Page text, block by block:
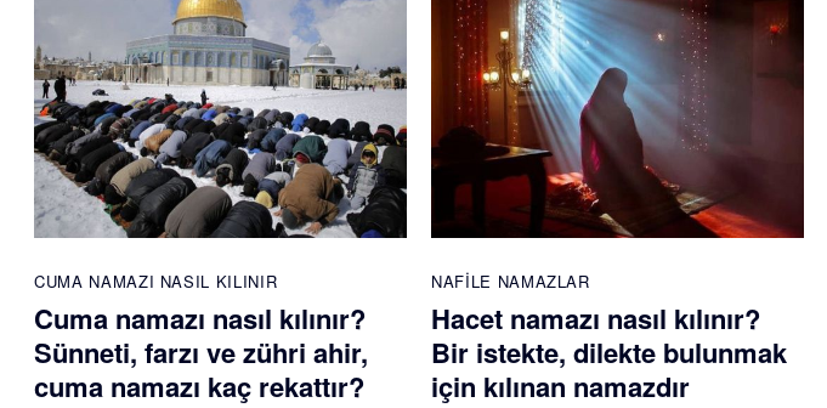
CUMA NAMAZI NASIL KILINIR
Cuma namazı nasıl kılınır?
Sünneti, farzı ve zühri ahir,
cuma namazı kaç rekattır?
NAFILE NAMAZLAR
Hacet namazı nasıl kılınır?
Bir istekte, dilekte bulunmak
için kılınan namazdır